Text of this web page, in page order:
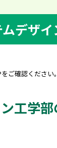
デザ
ご確認ください。
工学